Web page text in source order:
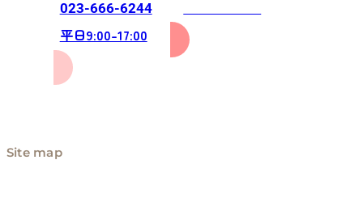
023-666-6244
平日9:00-17:00
Site map